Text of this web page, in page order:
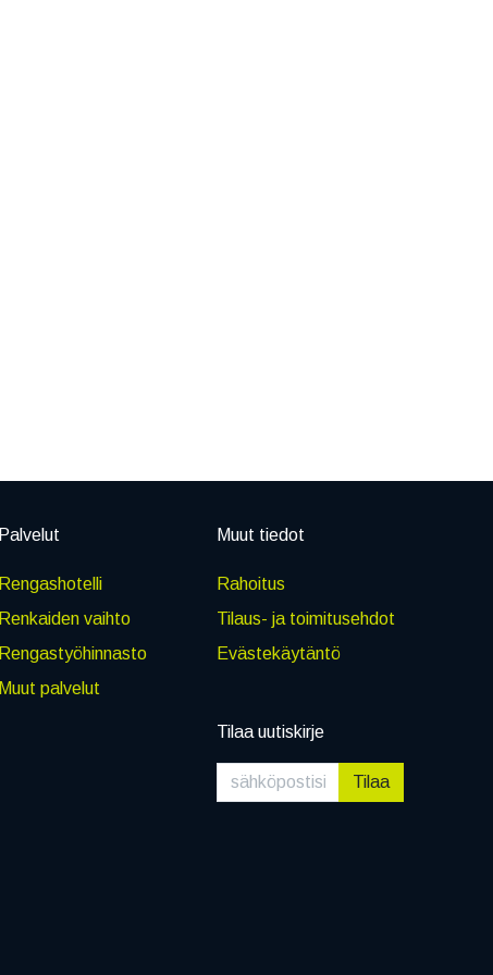
Palvelut
Rengashotelli
Renkaiden vaihto
Rengastyöhinnasto
Muut palvelut
Muut tiedot
Rahoitus
Tilaus- ja toimitusehdot
Evästekäytäntö
Tilaa uutiskirje
Tilaa